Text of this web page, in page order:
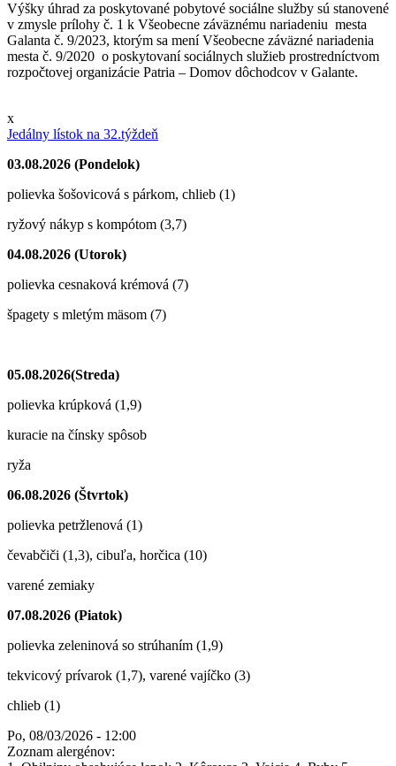
Výšky úhrad za poskytované pobytové sociálne služby sú stanovené
v zmysle prílohy č. 1 k Všeobecne záväznému nariadeniu mesta
Galanta č. 9/2023, ktorým sa mení Všeobecne záväzné nariadenia
mesta č. 9/2020 o poskytovaní sociálnych služieb prostredníctvom
rozpočtovej organizácie Patria – Domov dôchodcov v Galante.
x
Jedálny lístok na 32.týždeň
03.08.2026 (Pondelok)
polievka šošovicová s párkom, chlieb (1)
ryžový nákyp s kompótom (3,7)
04.08.2026 (Utorok)
polievka cesnaková krémová (7)
špagety s mletým mäsom (7)
05.08.2026(Streda)
polievka krúpková (1,9)
kuracie na čínsky spôsob
ryža
06.08.2026 (Štvrtok)
polievka petržlenová (1)
čevabčiči (1,3), cibuľa, horčica (10)
varené zemiaky
07.08.2026 (Piatok)
polievka zeleninová so strúhaním (1,9)
tekvicový prívarok (1,7), varené vajíčko (3)
chlieb (1)
Po, 08/03/2026 - 12:00
Zoznam alergénov: